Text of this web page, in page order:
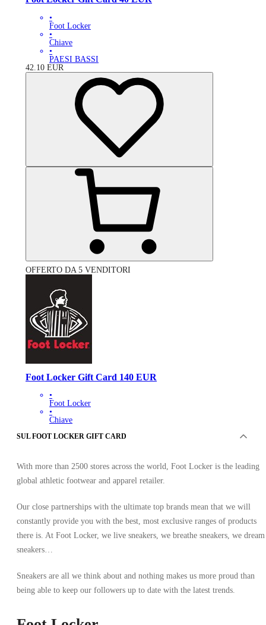
•
Foot Locker
•
Chiave
•
PAESI BASSI
42.10 EUR
OFFERTO DA 5 VENDITORI
Foot Locker Gift Card 140 EUR
•
Foot Locker
•
Chiave
PAESI BASSI
SUL FOOT LOCKER GIFT CARD
With more than 2500 stores across the world, Foot Locker is the leading
global athletic footwear and apparel retailer.
Our close partnerships with the ultimate top brands mean that we will
constantly provide you with the best, most exclusive ranges of products
there is. At Foot Locker, we live sneakers, we breathe sneakers, we dream
sneakers…
Sneakers are all we think about and nothing makes us more proud than
being able to keep our followers up to date with the latest trends.